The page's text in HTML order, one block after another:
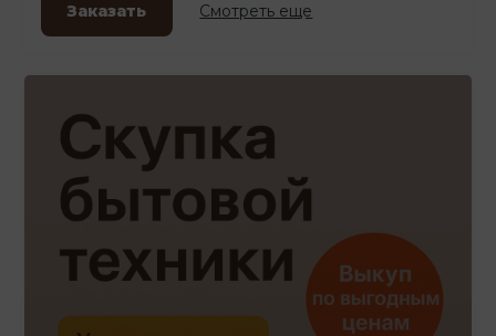
Заказать Смотреть еще